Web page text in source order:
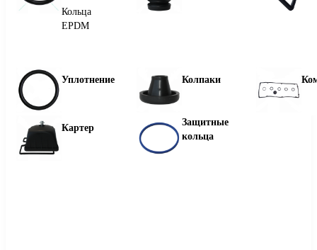
Кольца
EPDM
Уплотнение Колпаки
Картер
Защитные
кольца